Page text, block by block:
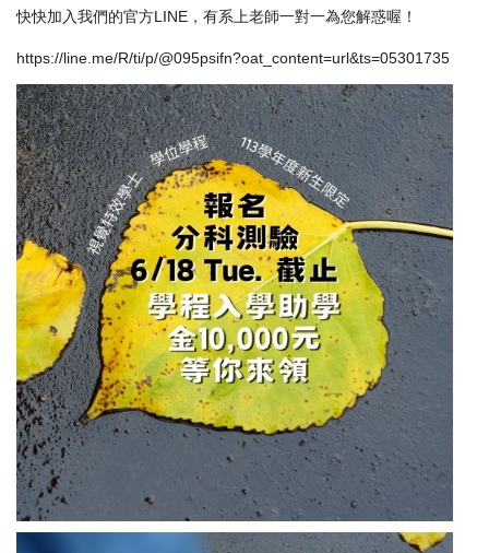
快快加入我們的官方LINE，有系上老師一對一為您解惑喔！
https://line.me/R/ti/p/@095psifn?oat_content=url&ts=05301735